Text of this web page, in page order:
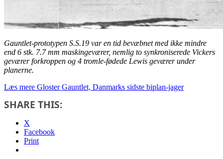
Gauntlet-prototypen S.S.19 var en tid bevæbnet med ikke mindre
end 6 stk. 7.7 mm maskingeværer, nemlig to synkroniserede Vickers
geværer forkroppen og 4 tromle-fødede Lewis geværer under
planerne.
Læs mere Gloster Gauntlet, Danmarks sidste biplan-jager
SHARE THIS:
X
Facebook
Print